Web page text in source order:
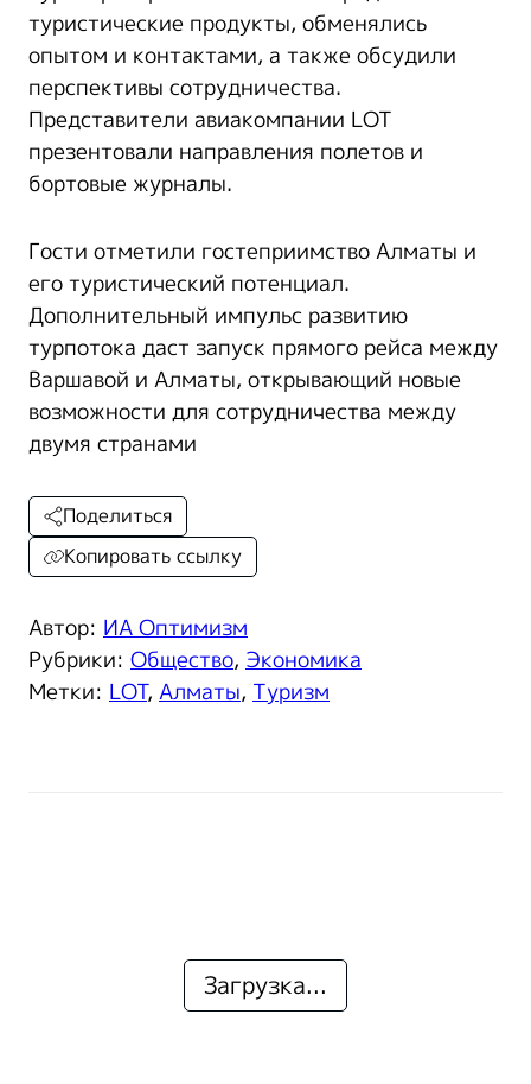
туристические продукты, обменялись
опытом и контактами, а также обсудили
перспективы сотрудничества.
Представители авиакомпании LOT
презентовали направления полетов и
бортовые журналы.
Гости отметили гостеприимство Алматы и
его туристический потенциал.
Дополнительный импульс развитию
турпотока даст запуск прямого рейса между
Варшавой и Алматы, открывающий новые
возможности для сотрудничества между
двумя странами
Автор: ИА Оптимизм
Рубрики: Общество, Экономика
Метки: LOT, Алматы, Туризм
Поделиться
Копировать ссылку
Загрузка...